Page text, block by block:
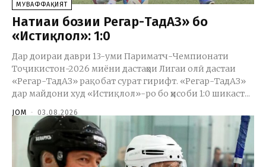
МУВАФФАҚИЯТ
Натиҷаи бозии Регар-ТадАЗ» бо
«Истиқлол»: 1:0
Дар доираи даври 13-уми Париматч-Чемпионати
Тоҷикистон-2026 миёни дастаҳои Лигаи олӣ дастаи
«Регар-ТадАЗ» рақобат сурат гирифт. «Регар-ТадАЗ»
дар майдони худ «Истиқлол»-ро бо ҳисоби 1:0 шикаст...
JOM - 03.08.2026